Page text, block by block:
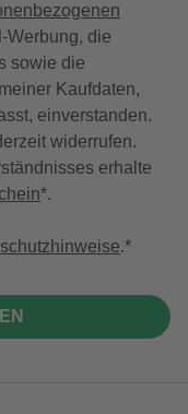
Werbung, die
sowie die
Kaufdaten,
einverstanden.
widerrufen.
erhalte
*.
.